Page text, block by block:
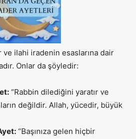
ve ilahi iradenin esaslarına dair
Onlar da şöyledir:
“Rabbin dilediğini yaratır ve
değildir. Allah, yücedir, büyük
“Başınıza gelen hiçbir